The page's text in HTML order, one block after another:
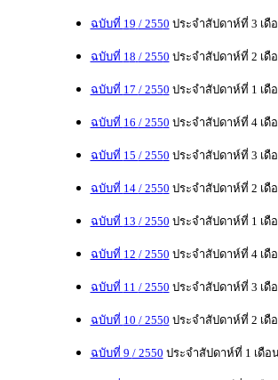
ฉบับที่ 19 / 2550 ประจำสัปดาห์ที่ 3 เ
ฉบับที่ 18 / 2550 ประจำสัปดาห์ที่ 2 เ
ฉบับที่ 17 / 2550 ประจำสัปดาห์ที่ 1 เดื
ฉบับที่ 16 / 2550 ประจำสัปดาห์ที่ 4เดื
ฉบับที่ 15 / 2550 ประจำสัปดาห์ที่ 3 เดื
ฉบับที่ 14 / 2550 ประจำสัปดาห์ที่ 2 เดื
ฉบับที่ 13 / 2550 ประจำสัปดาห์ที่ 1 เดื
ฉบับที่ 12 / 2550 ประจำสัปดาห์ที่ 4เดื
ฉบับที่ 11 / 2550 ประจำสัปดาห์ที่ 3 เดื
ฉบับที่ 10 / 2550 ประจำสัปดาห์ที่ 2 เดื
ฉบับที่ 9 / 2550 ประจำสัปดาห์ที่ 1 เดือ